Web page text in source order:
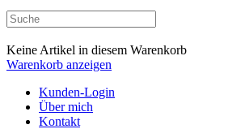
Keine Artikel in diesem Warenkorb
Warenkorb anzeigen
Kunden-Login
Über mich
Kontakt